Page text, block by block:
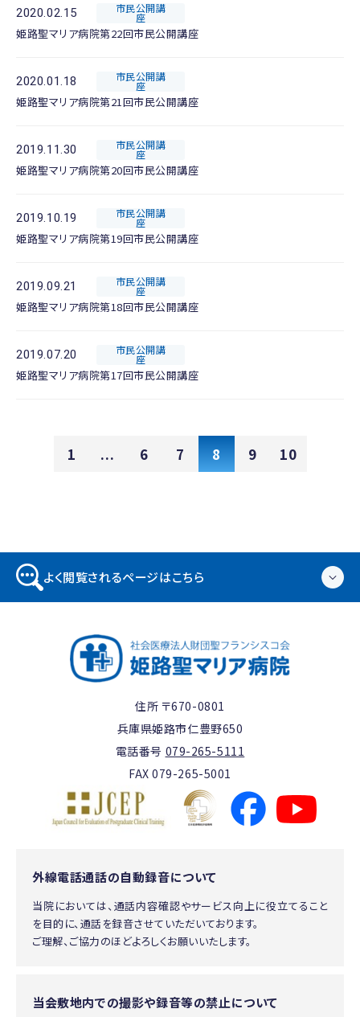
2020.02.15 市民公開講
座
姫路聖マリア病院第22回市民公開講座
2020.01.18 市民公開講
座
姫路聖マリア病院第21回市民公開講座
2019.11.30 市民公開講
座
姫路聖マリア病院第20回市民公開講座
2019.10.19 市民公開講
座
姫路聖マリア病院第19回市民公開講座
2019.09.21 市民公開講
座
姫路聖マリア病院第18回市民公開講座
2019.07.20 市民公開講
座
姫路聖マリア病院第17回市民公開講座
1 ... 6 7 8 9 10
よく閲覧されるページはこちら
住所 〒670-0801
兵庫県姫路市仁豊野650
電話番号 079-265-5111
FAX 079-265-5001
外線電話通話の自動録音について
当院においては、通話内容確認やサービス向上に役立てること
を目的に、通話を録音させていただいております。
ご理解、ご協力のほどよろしくお願いいたします。
当会敷地内での撮影や録音等の禁止について